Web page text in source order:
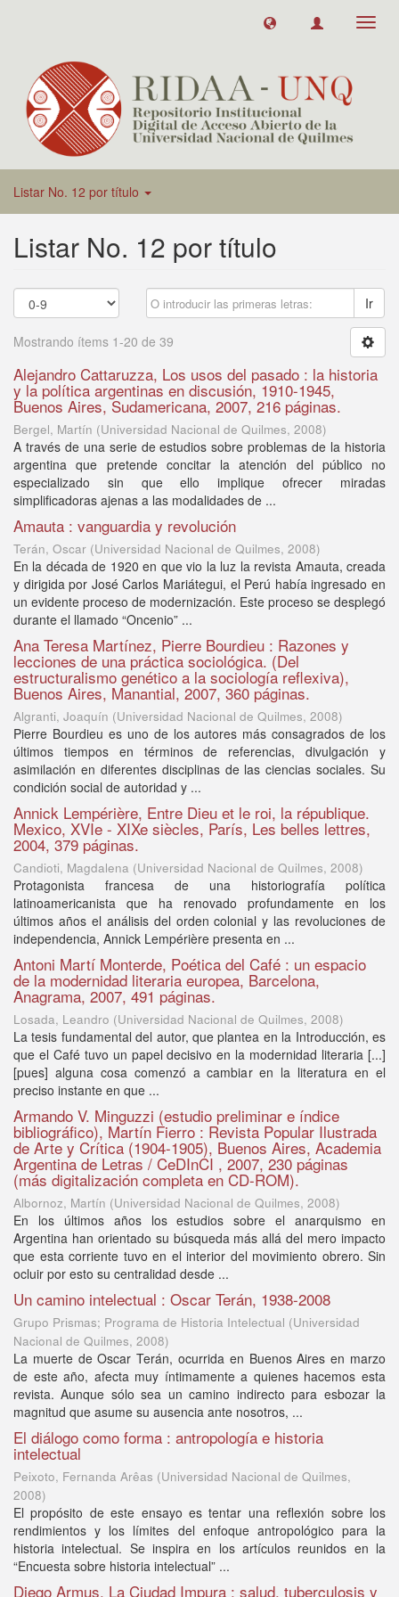
Listar No. 12 por título
Listar No. 12 por título
Ir
Mostrando ítems 1-20 de 39
Alejandro Cattaruzza, Los usos del pasado : la historia
y la política argentinas en discusión, 1910-1945,
Buenos Aires, Sudamericana, 2007, 216 páginas.
Bergel, Martín (Universidad Nacional de Quilmes, 2008)
A través de una serie de estudios sobre problemas de la historia
argentina que pretende concitar la atención del público no
especializado sin que ello implique ofrecer miradas
simplificadoras ajenas a las modalidades de ...
Amauta : vanguardia y revolución
Terán, Oscar (Universidad Nacional de Quilmes, 2008)
En la década de 1920 en que vio la luz la revista Amauta, creada
y dirigida por José Carlos Mariátegui, el Perú había ingresado en
un evidente proceso de modernización. Este proceso se desplegó
durante el llamado “Oncenio” ...
Ana Teresa Martínez, Pierre Bourdieu : Razones y
lecciones de una práctica sociológica. (Del
estructuralismo genético a la sociología reflexiva),
Buenos Aires, Manantial, 2007, 360 páginas.
Algranti, Joaquín (Universidad Nacional de Quilmes, 2008)
Pierre Bourdieu es uno de los autores más consagrados de los
últimos tiempos en términos de referencias, divulgación y
asimilación en diferentes disciplinas de las ciencias sociales. Su
condición social de autoridad y ...
Annick Lempérière, Entre Dieu et le roi, la république.
Mexico, XVIe - XIXe siècles, París, Les belles lettres,
2004, 379 páginas.
Candioti, Magdalena (Universidad Nacional de Quilmes, 2008)
Protagonista francesa de una historiografía política
latinoamericanista que ha renovado profundamente en los
últimos años el análisis del orden colonial y las revoluciones de
independencia, Annick Lempérière presenta en ...
Antoni Martí Monterde, Poética del Café : un espacio
de la modernidad literaria europea, Barcelona,
Anagrama, 2007, 491 páginas.
Losada, Leandro (Universidad Nacional de Quilmes, 2008)
La tesis fundamental del autor, que plantea en la Introducción, es
que el Café tuvo un papel decisivo en la modernidad literaria [...]
[pues] alguna cosa comenzó a cambiar en la literatura en el
preciso instante en que ...
Armando V. Minguzzi (estudio preliminar e índice
bibliográfico), Martín Fierro : Revista Popular Ilustrada
de Arte y Crítica (1904-1905), Buenos Aires, Academia
Argentina de Letras / CeDInCI , 2007, 230 páginas
(más digitalización completa en CD-ROM).
Albornoz, Martín (Universidad Nacional de Quilmes, 2008)
En los últimos años los estudios sobre el anarquismo en
Argentina han orientado su búsqueda más allá del mero impacto
que esta corriente tuvo en el interior del movimiento obrero. Sin
ocluir por esto su centralidad desde ...
Un camino intelectual : Oscar Terán, 1938-2008
Grupo Prismas; Programa de Historia Intelectual (Universidad
Nacional de Quilmes, 2008)
La muerte de Oscar Terán, ocurrida en Buenos Aires en marzo
de este año, afecta muy íntimamente a quienes hacemos esta
revista. Aunque sólo sea un camino indirecto para esbozar la
magnitud que asume su ausencia ante nosotros, ...
El diálogo como forma : antropología e historia
intelectual
Peixoto, Fernanda Arêas (Universidad Nacional de Quilmes,
2008)
El propósito de este ensayo es tentar una reflexión sobre los
rendimientos y los límites del enfoque antropológico para la
historia intelectual. Se inspira en los artículos reunidos en la
“Encuesta sobre historia intelectual” ...
Diego Armus, La Ciudad Impura : salud, tuberculosis y